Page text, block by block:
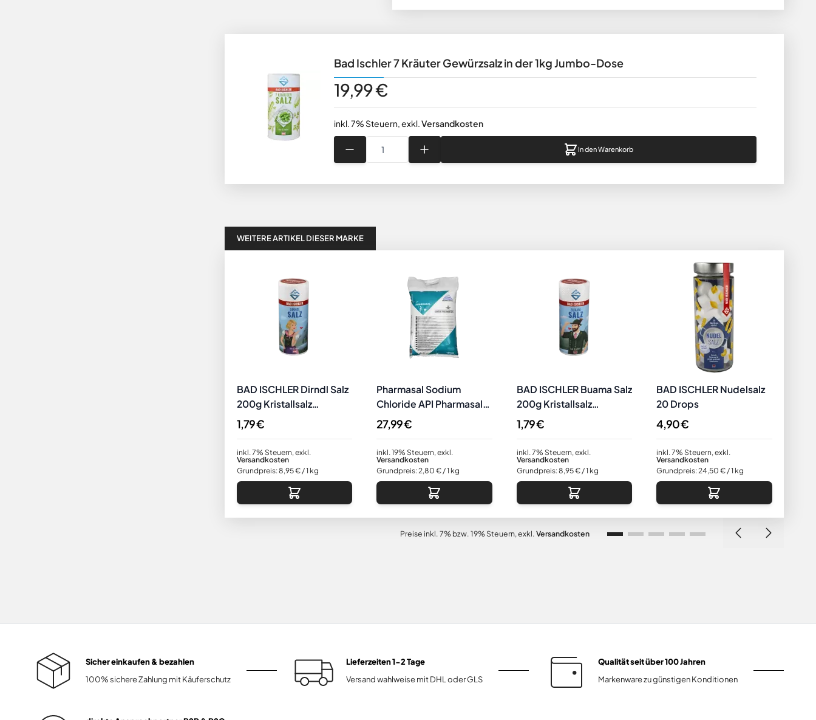
Bad Ischler 7 Kräuter Gewürzsalz in der 1kg Jumbo-Dose
19,99 €
inkl. 7% Steuern, exkl. Versandkosten
Menge
In den Warenkorb
WEITERE ARTIKEL DIESER MARKE
BAD ISCHLER Dirndl Salz
200g Kristallsalz
Trachten Edition
1,79 €
inkl. 7% Steuern,exkl.
Versandkosten
Grundpreis:8,95 €/ 1 kg
Pharmasal Sodium
Chloride API Pharmasalz
10kg
27,99 €
inkl. 19% Steuern,exkl.
Versandkosten
Grundpreis:2,80 €/ 1 kg
BAD ISCHLER Buama Salz
200g Kristallsalz
Trachten Edition
1,79 €
inkl. 7% Steuern,exkl.
Versandkosten
Grundpreis:8,95 €/ 1 kg
BAD ISCHLER Nudelsalz
20 Drops
4,90 €
inkl. 7% Steuern,exkl.
Versandkosten
Grundpreis:24,50 €/ 1 kg
Preise inkl. 7% bzw. 19% Steuern, exkl. Versandkosten
Sicher einkaufen & bezahlen
100% sichere Zahlung mit Käuferschutz
Lieferzeiten 1-2 Tage
Versand wahlweise mit DHL oder GLS
Qualität seit über 100 Jahren
Markenware zu günstigen Konditionen